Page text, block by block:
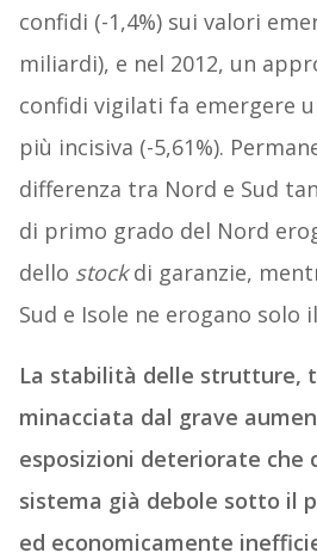
confidi (-1,4%) sui valori
miliardi), e nel 2012, un
confidi vigilati fa emergere
più incisiva (-5,61%).
differenza tra Nord e Sud
di primo grado del Nord
dello stockdi garanzie,
Sud e Isole ne erogano solo
La stabilità delle strutture,
minacciata dal grave
esposizioni deteriorate che
sistema già debole sotto il
ed economicamente